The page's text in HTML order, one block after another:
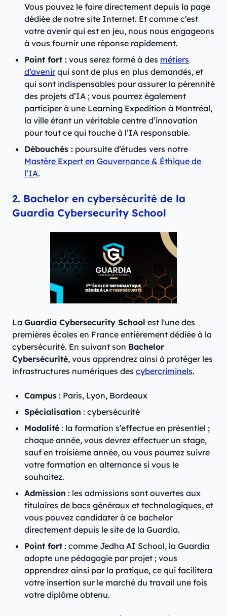
Vous pouvez le faire directement depuis la page
dédiée de notre site Internet. Et comme c’est
votre avenir qui est en jeu, nous nous engageons
à vous fournir une réponse rapidement.
Point fort : vous serez formé à des métiers
d’avenirqui sont de plus en plus demandés, et
qui sont indispensables pour assurer la pérennité
des projets d’IA ; vous pourrez également
participer à une Learning Expedition à Montréal,
la ville étant un véritable centre d’innovation
pour tout ce qui touche à l’IA responsable.
Débouchés : poursuite d’études vers notre
Mastère Expert en Gouvernance & Éthique de
l’IA.
2. Bachelor en cybersécurité de la
Guardia Cybersecurity School
La Guardia Cybersecurity School est l'une des
premières écoles en France entièrement dédiée à la
cybersécurité. En suivant son Bachelor
Cybersécurité, vous apprendrez ainsi à protéger les
infrastructures numériques des cybercriminels.
Campus : Paris, Lyon, Bordeaux
Spécialisation : cybersécurité
Modalité : la formation s’effectue en présentiel ;
chaque année, vous devrez effectuer un stage,
sauf en troisième année, ou vous pourrez suivre
votre formation en alternance si vous le
souhaitez.
Admission : les admissions sont ouvertes aux
titulaires de bacs généraux et technologiques, et
vous pouvez candidater à ce bachelor
directement depuis le site de la Guardia.
Point fort : comme Jedha AI School, la Guardia
adopte une pédagogie par projet ; vous
apprendrez ainsi par la pratique, ce qui facilitera
votre insertion sur le marché du travail une fois
votre diplôme obtenu.